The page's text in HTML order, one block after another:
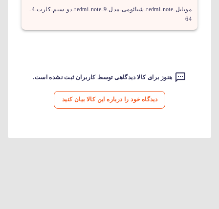
موبایل-redmi-note-شیائومی-مدل-redmi-note-9-دو-سیم-کارت-4-
64
هنوز برای کالا دیدگاهی توسط کاربران ثبت نشده است.
دیدگاه خود را درباره این کالا بیان کنید